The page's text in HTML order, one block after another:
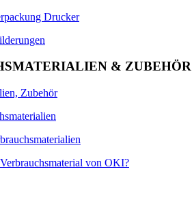
Drucker
& ZUBEHÖR
Zubehör
von OKI?